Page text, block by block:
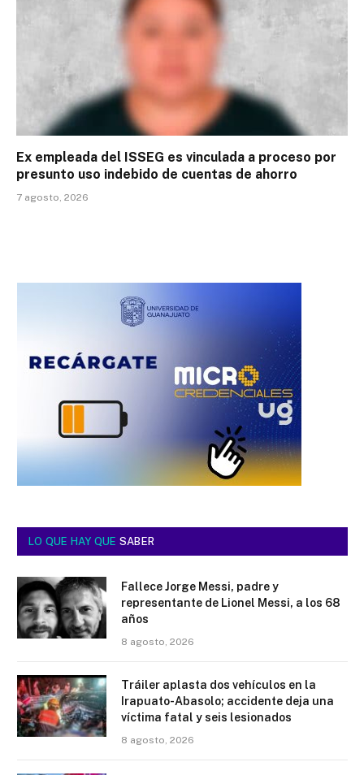
Ex empleada del ISSEG es vinculada a proceso por
presunto uso indebido de cuentas de ahorro
7 agosto, 2026
LO QUE HAY QUE SABER
Fallece Jorge Messi, padre y
representante de Lionel Messi, a los 68
años
8 agosto, 2026
Tráiler aplasta dos vehículos en la
Irapuato-Abasolo; accidente deja una
víctima fatal y seis lesionados
8 agosto, 2026